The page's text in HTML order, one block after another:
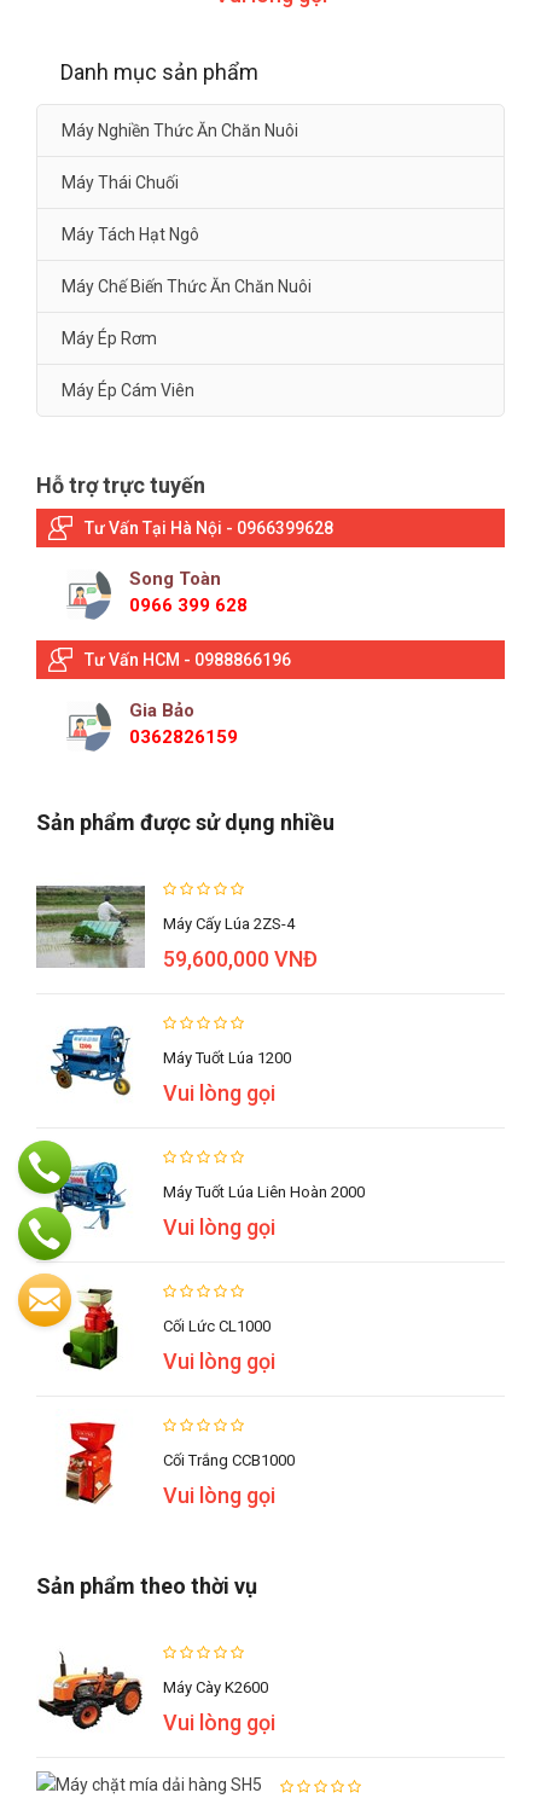
Danh mục sản phẩm
Máy Nghiền Thức Ăn Chăn Nuôi
Máy Thái Chuối
Máy Tách Hạt Ngô
Máy Chế Biến Thức Ăn Chăn Nuôi
Máy Ép Rơm
Máy Ép Cám Viên
Hỗ trợ trực tuyến
Tư Vấn Tại Hà Nội - 0966399628
Song Toàn
0966 399 628
Tư Vấn HCM - 0988866196
Gia Bảo
0362826159
Sản phẩm được sử dụng nhiều
Máy Cấy Lúa 2ZS-4
59,600,000 VNĐ
Máy Tuốt Lúa 1200
Vui lòng gọi
Máy Tuốt Lúa Liên Hoàn 2000
Vui lòng gọi
Cối Lức CL1000
Vui lòng gọi
Cối Trắng CCB1000
Vui lòng gọi
Sản phẩm theo thời vụ
Máy Cày K2600
Vui lòng gọi